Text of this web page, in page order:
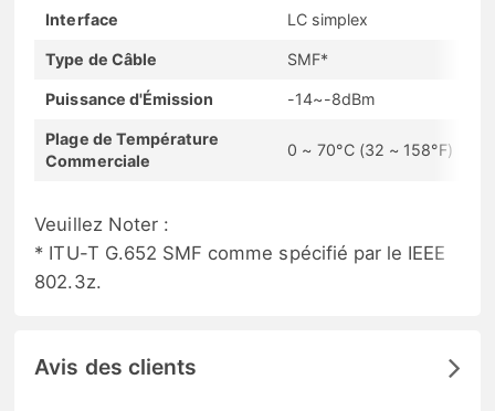
Interface LC simplex
Type de Câble SMF*
Puissance d'Émission -14~-8dBm
Plage de Température
Commerciale
0 ~ 70°C (32 ~ 158°F)
Veuillez Noter :
* ITU-T G.652 SMF comme spécifié par le IEEE
802.3z.
Avis des clients